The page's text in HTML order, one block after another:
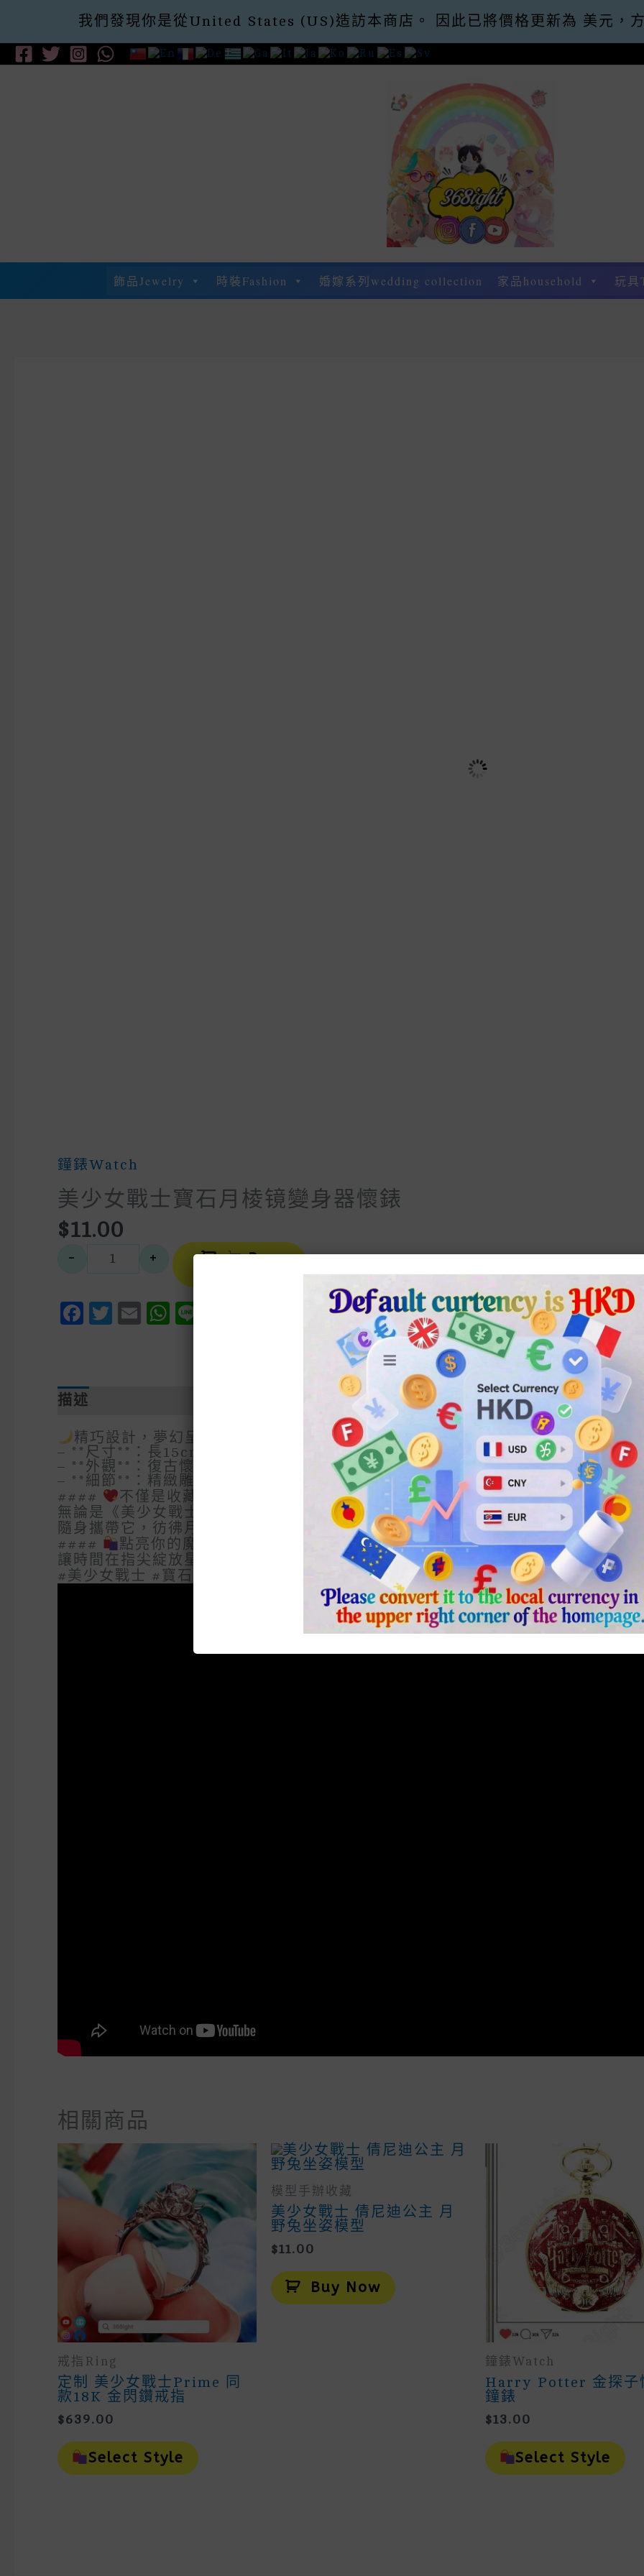
購滿$300即減$30運費 優惠碼Promo Code: Free
Skip
To
飾品Jewelry 時裝Fashion 婚嫁系列wedding collection 家品household 玩具
鐘錶Watch
美少女戰士寶石月棱镜變身器懷錶
$11.00
美少女戰士寶石月棱镜變身器懷錶 數量
- +
Buy
Facebook
Twitter
EmailWhatsAppMessenger
Pinterest
WeChat
Share
描述
精巧設計，夢幻呈現
– **尺寸**：長15cm × 寬14cm × 高3cm，小巧玲瓏，方便珍藏與攜帶。
– **外觀**：復古懷錶造型，鑲嵌閃耀寶石，月牙棱鏡在光線下流轉夢幻光芒，彷
– **細節**：精緻雕花邊框，輕啟錶蓋，秒針輕跳如心跳，伴隨你每一段閃耀旅程。
####
不僅是收藏，更是回憶
無論是《美少女戰士》的忠實粉絲，或是熱愛夢幻風格的你，這款變身器懷錶都能
隨身攜帶它，彷彿月野兔就在耳邊低語：「代表月亮，消滅你！」
####
點亮你的魔法日常
讓時間在指尖綻放星光，讓每一天都充滿愛與正義的力量！
#美少女戰士 #寶石月棱鏡 #變身器懷錶 #少女心炸裂 #夢幻收藏 #SailorMoon
相關商品
戒指Ring
定制 美少女戰士prime 同
款18K 金閃鑽戒指
$639.00
Select Style
Product
Has
模型手辦收藏
美少女戰士 倩尼迪公主 月
野兔坐姿模型
$11.00
Buy Now
鐘錶Watch
Harry Potter 金探子
鐘錶
$13.00
Select Style
我們發現你是從United States (US)造訪本商店。 因此已將價格更新為 美元，